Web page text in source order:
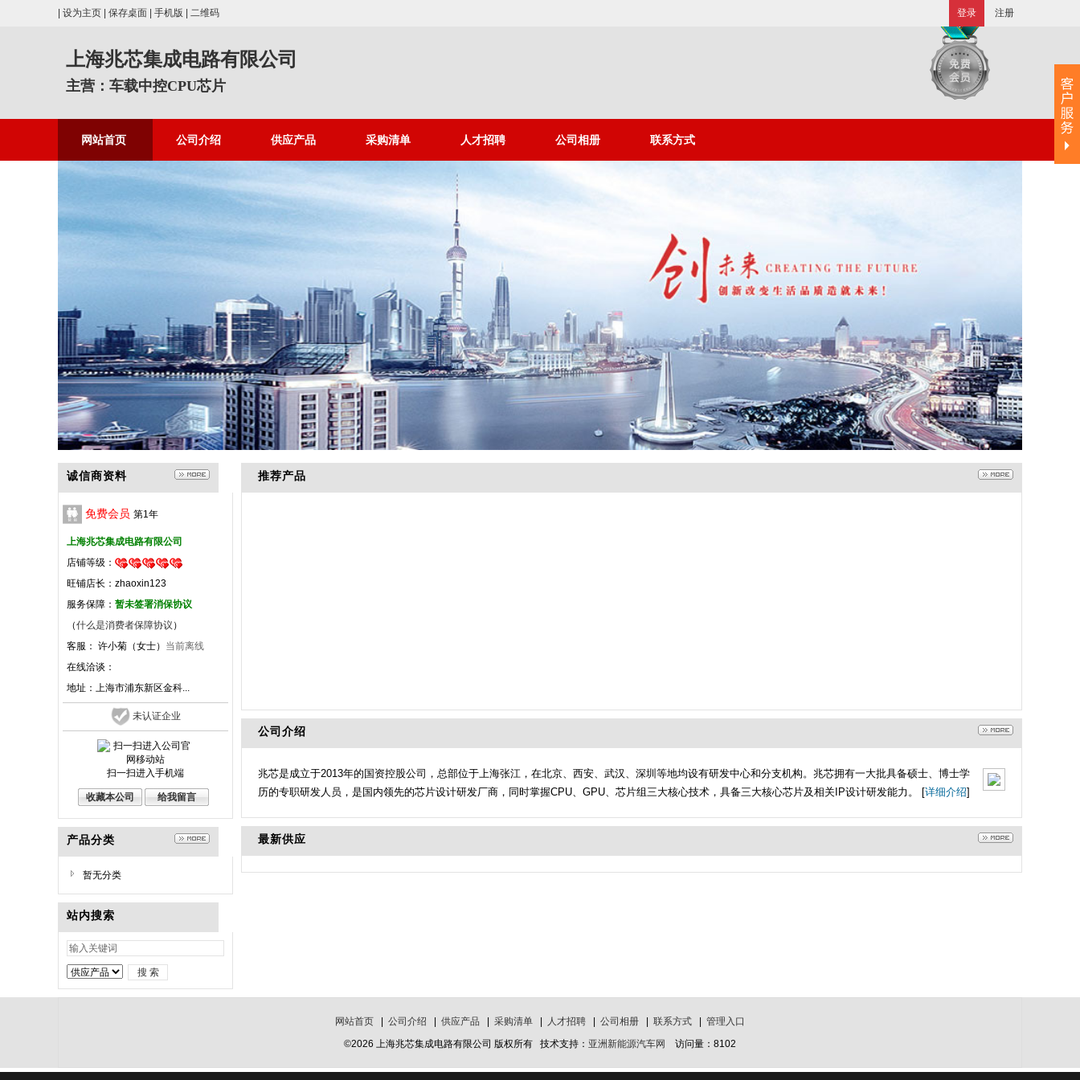
设为主页 保存桌面 手机版 二维码 登录 注册
上海兆芯集成电路有限公司
主营：车载中控CPU芯片
网站首页 公司介绍 供应产品 采购清单 人才招聘 公司相册 联系方式
诚信商资料
免费会员 第1 年
上海兆芯集成电路有限公司
店铺等级：
旺铺店长：zhaoxin123
服务保障： 暂未签署消保协议
（什么是消费者保障协议 ）
客服： 许小菊（女士） 当前离线
在线洽谈：
地址： 上海市浦东新区金科...
未认证企业
扫一扫进入手机端
收藏本公司 给我留言
产品分类
暂无分类
站内搜索
推荐产品
公司介绍
兆芯是成立于2013年的国资控股公司，总部位于上海张江，在北京、西安、武汉、深圳等地均设有研发中心和分支机构。兆芯拥有一大批具备硕士、博士学
历的专职研发人员，是国内领先的芯片设计研发厂商，同时掌握CPU、GPU、芯片组三大核心技术，具备三大核心芯片及相关IP设计研发能力。 [详细介绍]
最新供应
网站首页 公司介绍 供应产品 采购清单 人才招聘 公司相册 联系方式
管理入口
©2026 上海兆芯集成电路有限公司 版权所有 技术支持： 亚洲新能源汽车网 访问量：8102